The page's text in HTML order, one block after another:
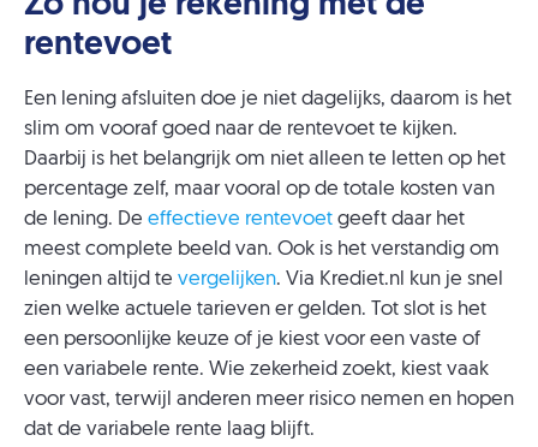
rentevoet
Een lening afsluiten doe je niet dagelijks, daarom is het
slim om vooraf goed naar de rentevoet te kijken.
Daarbij is het belangrijk om niet alleen te letten op het
percentage zelf, maar vooral op de totale kosten van
de lening. De effectieve rentevoet geeft daar het
meest complete beeld van. Ook is het verstandig om
leningen altijd te vergelijken. Via Krediet.nl kun je snel
zien welke actuele tarieven er gelden. Tot slot is het
een persoonlijke keuze of je kiest voor een vaste of
een variabele rente. Wie zekerheid zoekt, kiest vaak
voor vast, terwijl anderen meer risico nemen en hopen
dat de variabele rente laag blijft.